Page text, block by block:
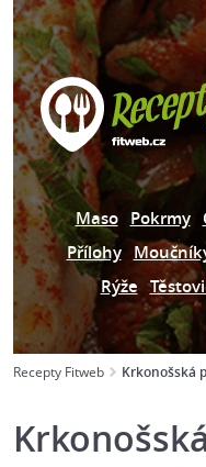
Maso Pokrmy
Přílohy
Rýže
Recepty Fitweb Krkonošská